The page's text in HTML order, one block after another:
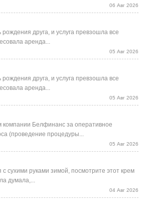
06 Авг 2026
друга, и услуга превзошла все
аренда...
05 Авг 2026
друга, и услуга превзошла все
аренда...
05 Авг 2026
компании Белфинанс за оперативное
(проведение процедуры...
05 Авг 2026
с сухими руками зимой, посмотрите этот крем
думала,...
04 Авг 2026